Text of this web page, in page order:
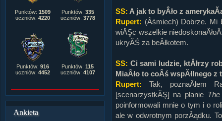
Punktów: 1509
uczniów: 4220
Punktów: 335
uczniów: 3778
Punktów: 916
uczniów: 4452
Punktów: 115
uczniów: 4107
Ankieta
SS: A jak to byÂło z
Rupert: (Âśmiech) Dobrze. Mi
wiĂŞc wszelkie
ukryĂŚ za beÂłkotem.
SS: Ci sami ludzie, ktĂłrzy
MiaÂło to coÂś wspĂłlnego
Rupert: Tak, poznaÂłem
[scenarzystkĂŞ] na planie
poinformowali mnie o tym i o
ale w odwrotnym porzÂądku.